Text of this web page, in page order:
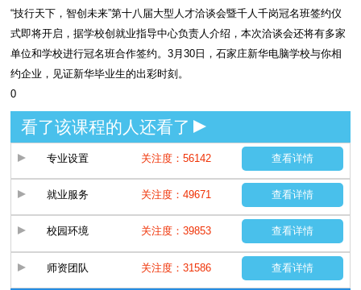
“技行天下，智创未来”第十八届大型人才洽谈会暨千人千岗冠名班签约仪
式即将开启，据学校创就业指导中心负责人介绍，本次洽谈会还将有多家
单位和学校进行冠名班合作签约。3月30日，石家庄新华电脑学校与你相
约企业，见证新华毕业生的出彩时刻。
0
看了该课程的人还看了
专业设置 关注度：56142 查看详情
就业服务 关注度：49671 查看详情
校园环境 关注度：39853 查看详情
师资团队 关注度：31586 查看详情